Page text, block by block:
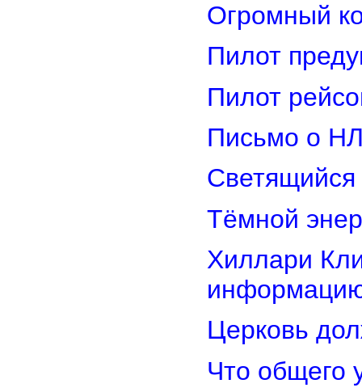
Огромный
Пилот
Пилот
Письмо о
Светящийся
Тёмной
Хиллари
Церковь
Что общего